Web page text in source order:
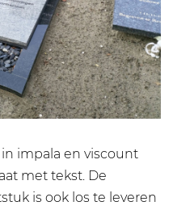
impala en viscount
met tekst. De
is ook los te leveren